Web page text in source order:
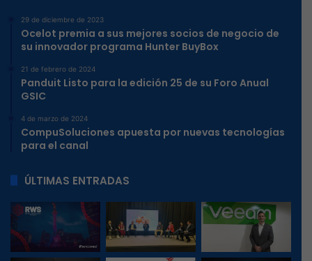
29 de diciembre de 2023
Ocelot premia a sus mejores socios de negocio de
su innovador programa Hunter BuyBox
21 de febrero de 2024
Panduit Listo para la edición 25 de su Foro Anual
GSIC
4 de marzo de 2024
CompuSoluciones apuesta por nuevas tecnologías
para el canal
ÚLTIMAS ENTRADAS